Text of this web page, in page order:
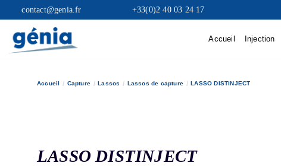
+33(0)2 40 03 24 17
contact@genia.fr
Accueil Injection
Accueil Capture Lassos Lassos de capture LASSO DISTINJECT
LASSO DISTINJECT